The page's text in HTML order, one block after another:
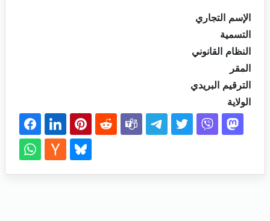
الإسم التجاري
التسمية
النظام القانوني
المقر
الترقيم البريدي
الولاية